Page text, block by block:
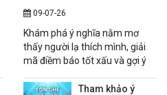
09-07-26
Khám phá ý nghĩa nằm mơ
thấy người lạ thích mình, giải
mã điềm báo tốt xấu và gợi ý
đánh con gì chuẩn tham khảo.
Tham khảo ý